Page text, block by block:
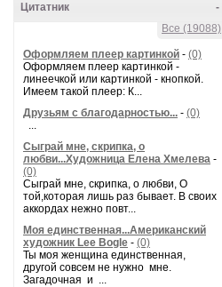
-
Цитатник
Все (19088)
Оформляем плеер картинкой - (0)
Оформляем плеер картинкой -
линеечкой или картинкой - кнопкой.
Имеем такой плеер: К...
Друзьям с благодарностью... - (0)
...
Сыграй мне, скрипка, о
любви...Художница Елена Хмелева -
(0)
Сыграй мне, скрипка, о любви, О
той,которая лишь раз бывает. В своих
аккордах нежно повт...
Моя единственная...Американский
художник Lee Bogle - (0)
Ты моя женщина единственная,
другой совсем не нужно мне.
Загадочная и ...